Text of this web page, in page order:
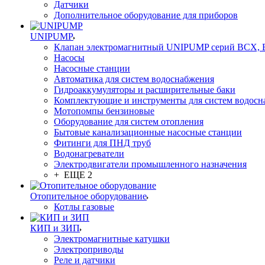
Датчики
Дополнительное оборудование для приборов
UNIPUMP
Клапан электромагнитный UNIPUMP серий BCX,
Насосы
Насосные станции
Автоматика для систем водоснабжения
Гидроаккумуляторы и расширительные баки
Комплектующие и инструменты для систем
Мотопомпы бензиновые
Оборудование для систем отопления
Бытовые канализационные насосные станции
Фитинги для ПНД труб
Водонагреватели
Электродвигатели промышленного назначения
+ ЕЩЕ 2
Отопительное оборудование
Котлы газовые
КИП и ЗИП
Электромагнитные катушки
Электроприводы
Реле и датчики